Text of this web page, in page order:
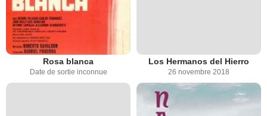
Rosa blanca
Date de sortie inconnue
Los Hermanos del Hierro
26 novembre 2018